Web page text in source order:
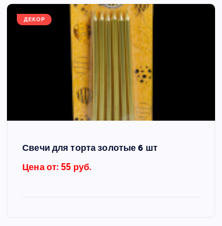
ДЕКОР
Свечи для торта золотые 6 шт
Цена от: 55 руб.